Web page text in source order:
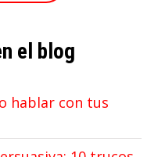
el blog
hablar con tus